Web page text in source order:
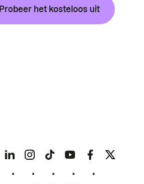
Probeer het kosteloos uit